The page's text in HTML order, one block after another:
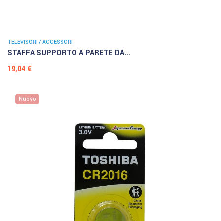
TELEVISORI / ACCESSORI
STAFFA SUPPORTO A PARETE DA...
Prezzo
19,04 €
Nuovo